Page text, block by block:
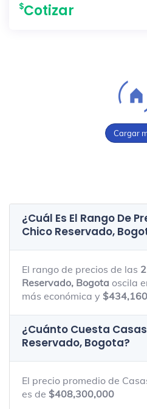
Cotizar
Cargar
¿Cuál Es El Rango De
Chico Reservado,
El rango de precios de las 2
Reservado, Bogota oscila
más económica y
¿Cuánto Cuesta Casas
Reservado, Bogota?
El precio promedio de
es de $408,300,000